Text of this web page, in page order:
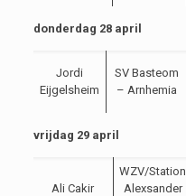
donderdag 28 april
Jordi
Eijgelsheim
SV Basteom
– Arnhemia
vrijdag 29 april
Ali Cakir
WZV/Station
Alexsander